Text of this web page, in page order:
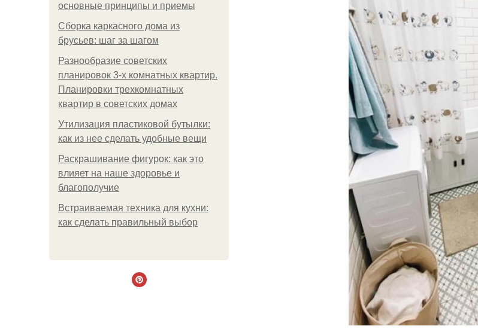
основные принципы и приемы
Сборка каркасного дома из
брусьев: шаг за шагом
Разнообразие советских
планировок 3-х комнатных квартир.
Планировки трехкомнатных
квартир в советских домах
Утилизация пластиковой бутылки:
как из нее сделать удобные вещи
Раскрашивание фигурок: как это
влияет на наше здоровье и
благополучие
Встраиваемая техника для кухни:
как сделать правильный выбор